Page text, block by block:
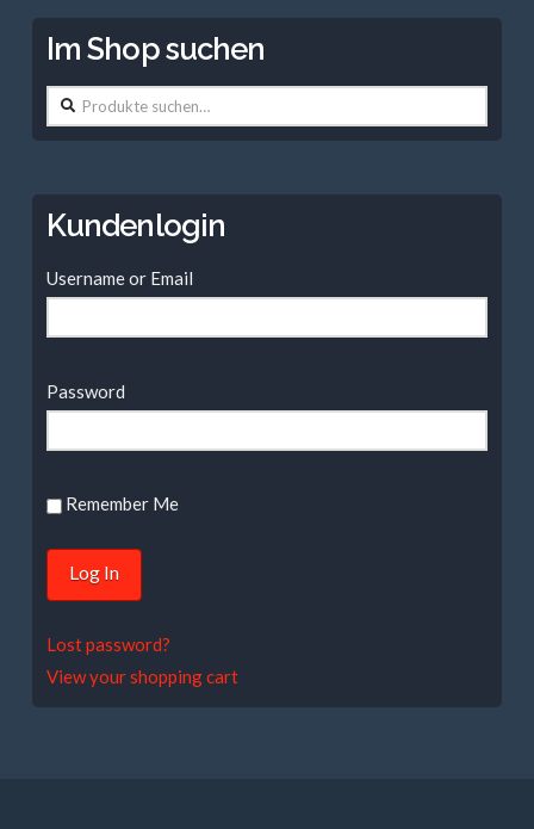
Im Shop suchen
Suche
nach:
Kundenlogin
Username or Email
Password
Remember Me
Lost password?
View your shopping cart